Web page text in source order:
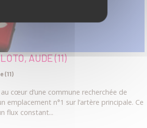
AUDE (11)
(11)
cœur d’une commune recherchée de
emplacement n°1 sur l’artère principale. Ce
flux constant...